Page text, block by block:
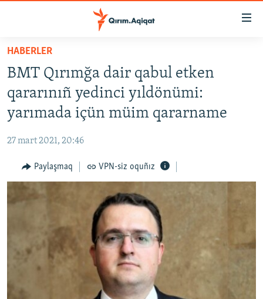
Esas
qaytmaq
Baş
navigatsiyağa
qaytmaq
Qıdıruvğa
İQTİSADİYAT
MEDENİYET
İNSAN AQLARI
BLOGLAR
FİKİR
Русский
HABERLER
BMT Qırımğa dair qabul etken
qararınıñ yedinci yıldönümi:
yarımada içün müim qararname
27 mart 2021, 20:46
Paylaşmaq VPN-siz oquñız